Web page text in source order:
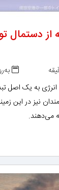
از دستمال
به یک اصل
نیز در این
می‌دهند.